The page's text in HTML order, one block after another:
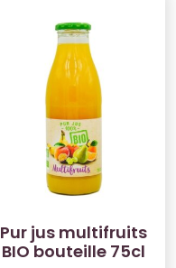
Pur jus multifruits
BIO bouteille 75cl